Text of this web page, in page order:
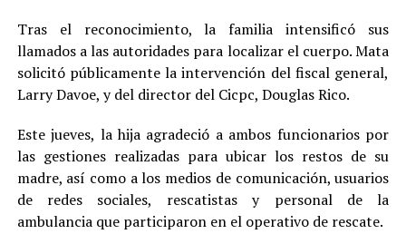
Tras el reconocimiento, la familia intensificó sus
llamados a las autoridades para localizar el cuerpo. Mata
solicitó públicamente la intervención del fiscal general,
Larry Davoe, y del director del Cicpc, Douglas Rico.
Este jueves, la hija agradeció a ambos funcionarios por
las gestiones realizadas para ubicar los restos de su
madre, así como a los medios de comunicación, usuarios
de redes sociales, rescatistas y personal de la
ambulancia que participaron en el operativo de rescate.